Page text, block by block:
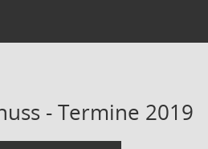
- Termine 2019